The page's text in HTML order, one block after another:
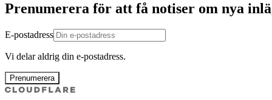
Prenumerera för att få notiser om nya
E-postadress
Vi delar aldrig din e-postadress.
Prenumerera